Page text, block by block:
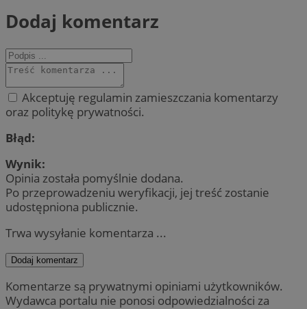
Dodaj komentarz
Akceptuję regulamin zamieszczania komentarzy
oraz politykę prywatności.
Błąd:
Wynik:
Opinia została pomyślnie dodana.
Po przeprowadzeniu weryfikacji, jej treść zostanie
udostępniona publicznie.
Trwa wysyłanie komentarza ...
Dodaj komentarz
Komentarze są prywatnymi opiniami użytkowników.
Wydawca portalu nie ponosi odpowiedzialności za